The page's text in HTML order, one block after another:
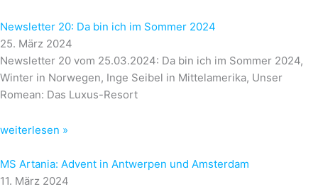
Newsletter 20: Da bin ich im Sommer 2024
25. März 2024
Newsletter 20 vom 25.03.2024: Da bin ich im Sommer 2024,
Winter in Norwegen, Inge Seibel in Mittelamerika, Unser
Romean: Das Luxus-Resort
weiterlesen »
MS Artania: Advent in Antwerpen und Amsterdam
11. März 2024